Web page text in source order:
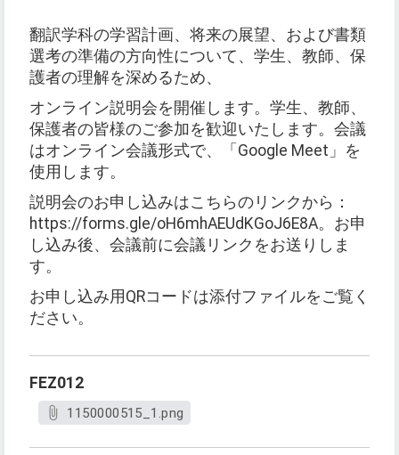
翻訳学科の学習計画、将来の展望、および書類
選考の準備の方向性について、学生、教師、保
護者の理解を深めるため、
オンライン説明会を開催します。学生、教師、
保護者の皆様のご参加を歓迎いたします。会議
はオンライン会議形式で、「Google Meet」を
使用します。
説明会のお申し込みはこちらのリンクから：
https://forms.gle/oH6mhAEUdKGoJ6E8A。お申
し込み後、会議前に会議リンクをお送りしま
す。
お申し込み用QRコードは添付ファイルをご覧く
ださい。
FEZ012
1150000515_1.png